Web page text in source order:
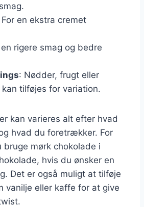
For en ekstra cremet
rigere smag og bedre
: Nødder, frugt eller
tilføjes for variation.
kan varieres alt efter hvad
hvad du foretrækker. For
bruge mørk chokolade i
hvis du ønsker en
Det er også muligt at tilføje
vanilje eller kaffe for at give